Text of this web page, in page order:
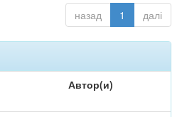
назад 1 далі
Автор(и)